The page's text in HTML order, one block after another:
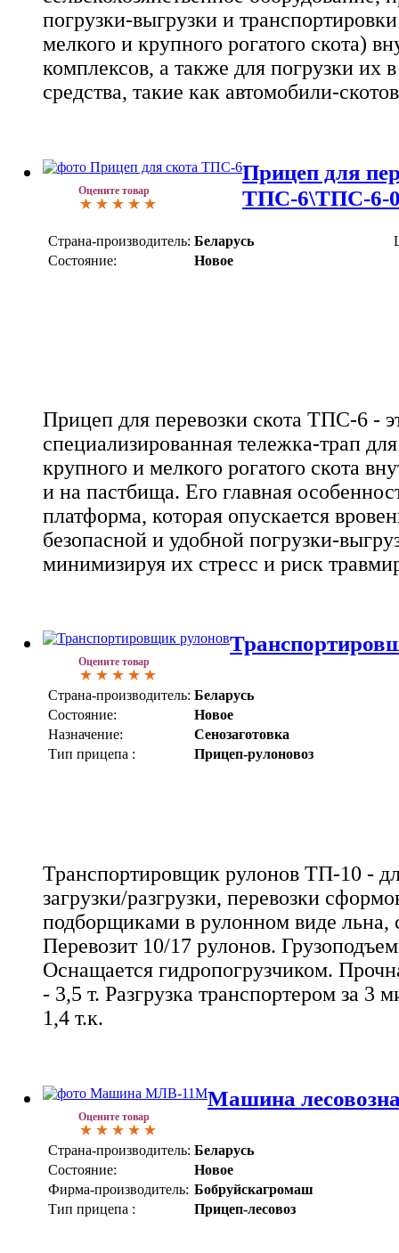
погрузки-выгрузки и
мелкого и крупного рогатого скота)
комплексов, а также для погрузки их
средства, такие как автомобили-
Оцените товар
Прицеп для
ТПС-6\ТПС-6-
Страна-производитель: Беларусь
Состояние:
Новое
Прицеп для перевозки скота ТПС-6 -
специализированная тележка-трап
крупного и мелкого рогатого скота
и на пастбища. Его главная
платформа, которая опускается
безопасной и удобной погрузки-
минимизируя их стресс и риск
Оцените товар
Страна-производитель: Беларусь
Состояние:
Новое
Назначение:
Сенозаготовка
Тип прицепа :
Прицеп-рулоновоз
Транспортировщик рулонов ТП-10 -
загрузки/разгрузки, перевозки
подборщиками в рулонном виде льна,
Перевозит 10/17 рулонов.
Оснащается гидропогрузчиком.
- 3,5 т. Разгрузка транспортером за 3
1,4 т.к.
Оцените товар
Машина
Страна-производитель: Беларусь
Состояние:
Новое
Фирма-производитель: Бобруйскагромаш
Тип прицепа :
Прицеп-лесовоз